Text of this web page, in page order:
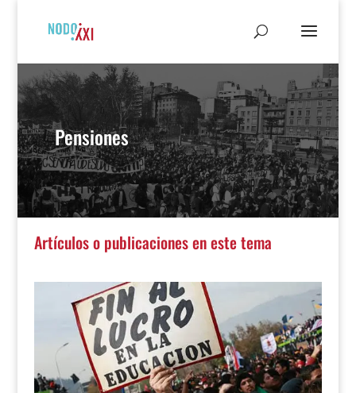
Pensiones
Artículos o publicaciones en este tema